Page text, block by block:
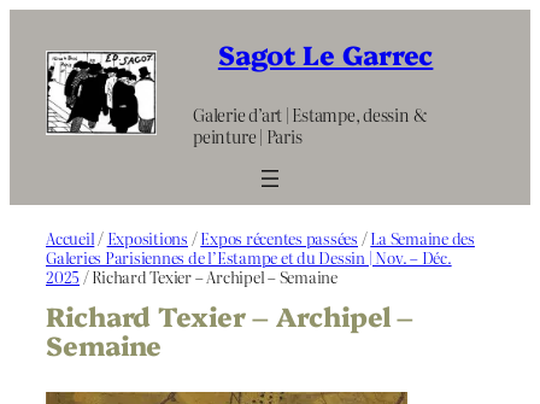
contenu
Sagot Le Garrec
Galerie d’art | Estampe, dessin &
peinture | Paris
Accueil / Expositions /Expos récentes passées /La Semaine des
Galeries Parisiennes de l’Estampe et du Dessin | Nov. – Déc.
2025 / Richard Texier – Archipel – Semaine
Richard Texier – Archipel –
Semaine